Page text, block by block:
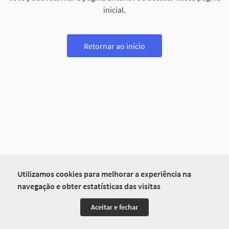
Utilizamos cookies para melhorar a experiência na
navegação e obter estatísticas das visitas
Aceitar e fechar
inicial.
Retornar ao início